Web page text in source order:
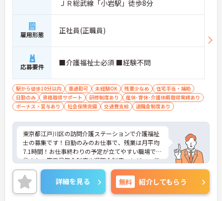
ＪＲ総武線「小岩駅」徒歩8分
雇用形態 正社員(正職員)
応募要件 ■介護福祉士必須 ■経験不問
駅から徒歩10分以内 車通勤可 未経験OK 残業少なめ
住宅手当・補助
日勤のみ
資格取得サポート 研修制度あり
産休･育休･介護休暇取得実績あり
ボーナス・賞与あり
社会保険完備 交通費支給 退職金制度あり
東京都江戸川区の訪問介護ステーションで介護福祉
士の募集です！日勤のみのお仕事で、残業は月平均
7.1時間！お仕事終わりの予定が立てやすい職場です
◎また、慶弔見舞金制度や退職金制度、レジャー施
設やホテル宿泊料の割引制度など福利厚生も充実！
安心して長く働きやすい環境が整っています♪ご興
味のある方は面接ポイントをお伝えしますので、お
気軽にご連絡ください！
詳細を見る 無料 紹介してもらう